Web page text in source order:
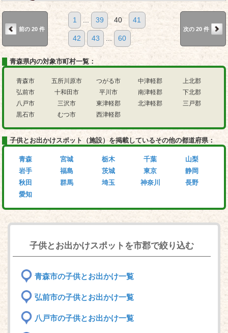
前の 20 件
1 39 40 41
42 43 60
次の 20 件
青森県内の対象市町村一覧：
青森市
弘前市
八戸市
黒石市
五所川原市
十和田市
三沢市
むつ市
つがる市
平川市
東津軽郡
西津軽郡
中津軽郡
南津軽郡
北津軽郡
上北郡
下北郡
三戸郡
子供とお出かけスポット（施設）を掲載しているその他の都道府県：
青森
岩手
秋田
愛知
宮城
福島
群馬
栃木
茨城
埼玉
千葉
東京
神奈川
山梨
静岡
長野
子供とお出かけスポットを市郡で絞り込む
青森市の子供とお出かけ一覧
弘前市の子供とお出かけ一覧
八戸市の子供とお出かけ一覧